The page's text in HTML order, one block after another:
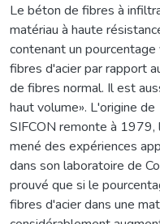
Le béton de fibres à
matériau à haute
contenant un
fibres d'acier par rapport
de fibres normal. Il est
haut volume». L'origine de
SIFCON remonte à 1979,
mené des expériences
dans son laboratoire de
prouvé que si le
fibres d'acier dans une